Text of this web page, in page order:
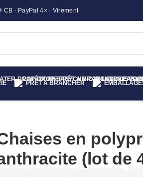
· PayPal 4× · Virement
PRÊT A BRANCHER
en
(lot de